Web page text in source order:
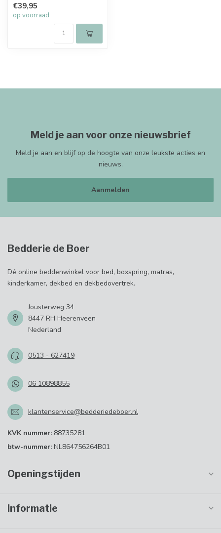
€39,95
op voorraad
Meld je aan voor onze nieuwsbrief
Meld je aan en blijf op de hoogte van onze leukste acties en
nieuws.
Aanmelden
Bedderie de Boer
Dé online beddenwinkel voor bed, boxspring, matras,
kinderkamer, dekbed en dekbedovertrek.
Jousterweg 34
8447 RH Heerenveen
Nederland
0513 - 627419
06 10898855
klantenservice@bedderiedeboer.nl
KVK nummer: 88735281
btw-nummer: NL864756264B01
Openingstijden
Informatie